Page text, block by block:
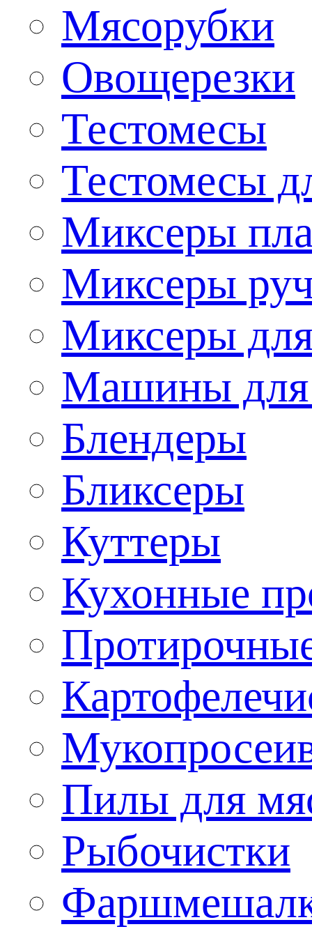
Мясорубки
Овощерезки
Тестомесы
Тестомесы
Миксеры
Миксеры
Миксеры
Машины для
Блендеры
Бликсеры
Куттеры
Кухонные
Пилы для
Рыбочистки